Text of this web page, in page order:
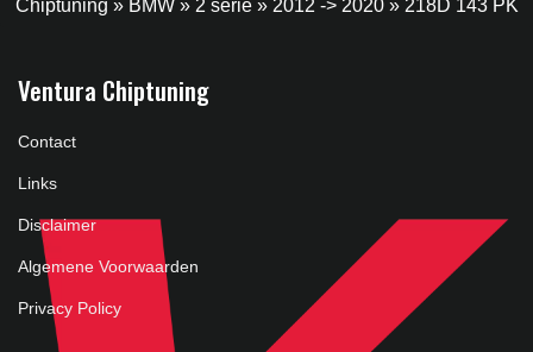
Chiptuning » BMW» 2 serie» 2012 -> 2020» 218D 143 PK
Ventura Chiptuning
Contact
Links
Disclaimer
Algemene Voorwaarden
Privacy Policy